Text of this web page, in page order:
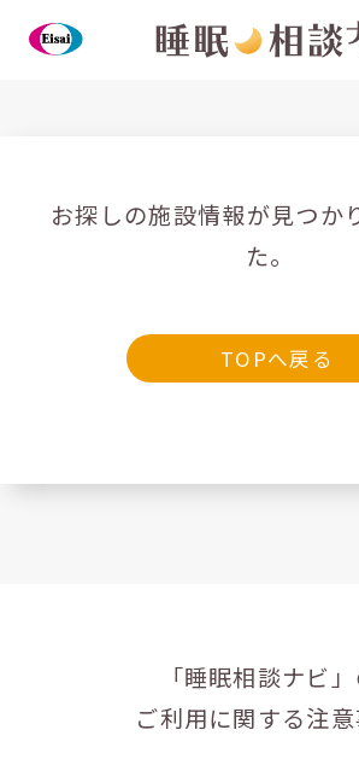
お探しの施設情報が見つか
た。
TOPへ戻る
「睡眠相談ナビ
ご利用に関する注